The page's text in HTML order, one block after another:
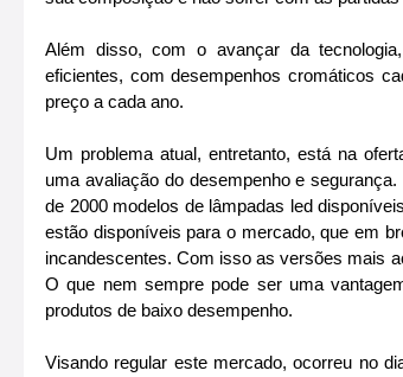
Além disso, com o avançar da
eficientes, com desempenhos cromáticos
preço a cada ano.
Um problema atual, entretanto, está na
uma avaliação do desempenho e
de 2000 modelos de lâmpadas led
estão disponíveis para o mercado, que em
incandescentes. Com isso as versões mais
O que nem sempre pode ser uma
produtos de baixo desempenho.
Visando regular este mercado, ocorreu no